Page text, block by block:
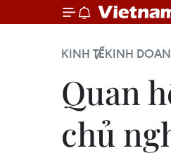
KINH TẾKINH
Quan
chủ